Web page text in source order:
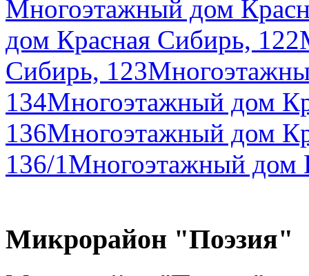
Многоэтажный дом
дом Красная Сибирь, 122
Сибирь, 123
134Многоэтажный дом
136Многоэтажный дом
136/1Многоэтажный дом
Микрорайон "Поэзия"